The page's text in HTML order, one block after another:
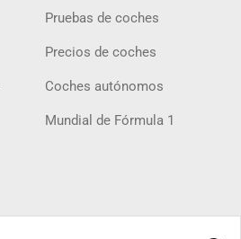
Pruebas de coches
Precios de coches
Coches autónomos
Mundial de Fórmula 1